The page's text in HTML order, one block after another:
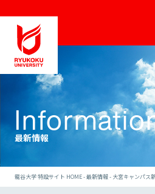
最新情報
龍谷大学 特設サイト HOME-最新情報- 大宮キャンパス